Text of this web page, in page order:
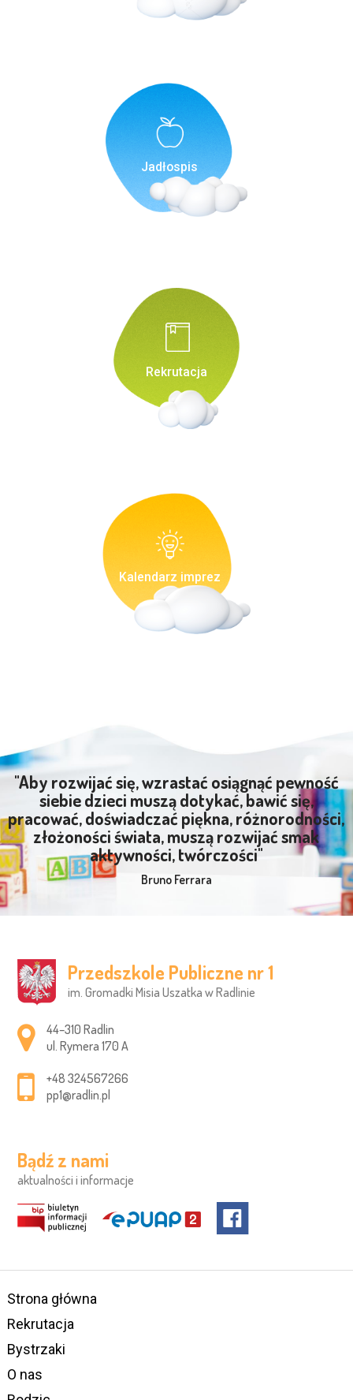
Jadłospis
Rekrutacja
Kalendarz imprez
"Aby rozwijać się, wzrastać osiągnąć pewność
siebie dzieci muszą dotykać, bawić się,
pracować, doświadczać piękna, różnorodności,
złożoności świata, muszą rozwijać smak
aktywności, twórczości"
Bruno Ferrara
Przedszkole Publiczne nr 1
im. Gromadki Misia Uszatka w Radlinie
Adres pocztowy:
44–310 Radlin
ul. Rymera 170 A
+48 324567266
pp1@radlin.pl
Bądź z nami
aktualności i informacje
Strona główna
Rekrutacja
Bystrzaki
O nas